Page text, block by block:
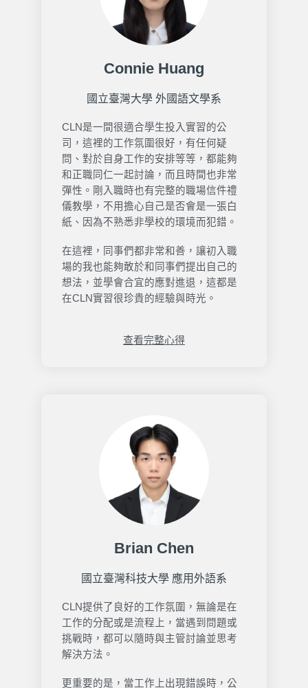
Connie Huang
國立臺灣大學 外國語文學系
CLN是一間很適合學生投入實習的公
司，這裡的工作氛圍很好，有任何疑
問、對於自身工作的安排等等，都能夠
和正職同仁一起討論，而且時間也非常
彈性。剛入職時也有完整的職場信件禮
儀教學，不用擔心自己是否會是一張白
紙、因為不熟悉非學校的環境而犯錯。
在這裡，同事們都非常和善，讓初入職
場的我也能夠敢於和同事們提出自己的
想法，並學會合宜的應對進退，這都是
在CLN實習很珍貴的經驗與時光。
查看完整心得
Brian Chen
國立臺灣科技大學 應用外語系
CLN提供了良好的工作氛圍，無論是在
工作的分配或是流程上，當遇到問題或
挑戰時，都可以隨時與主管討論並思考
解決方法。
更重要的是，當工作上出現錯誤時，公